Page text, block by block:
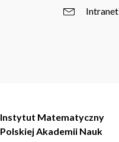
Intranet
Instytut Matematyczny
Polskiej Akademii Nauk